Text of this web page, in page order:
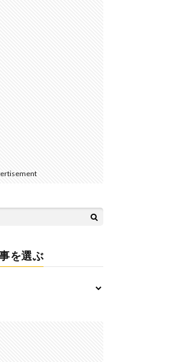
を選ぶ